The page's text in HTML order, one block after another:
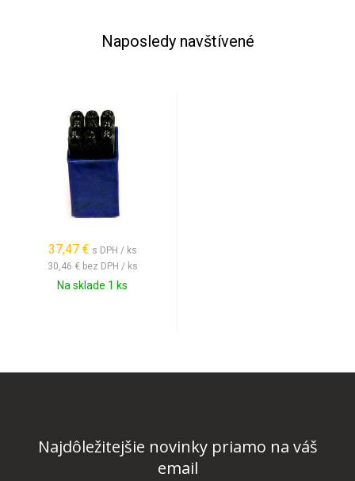
Naposledy navštívené
37,47 € s DPH / ks
30,46 € bez DPH / ks
Na sklade 1 ks
Najdôležitejšie novinky priamo na váš
email